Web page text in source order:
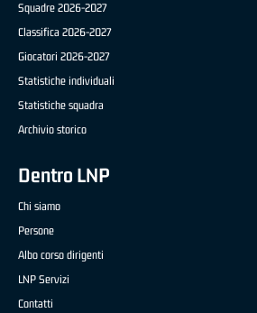
Squadre 2026-2027
Classifica 2026-2027
Giocatori 2026-2027
Statistiche individuali
Statistiche squadra
Archivio storico
Dentro LNP
Chi siamo
Persone
Albo corso dirigenti
LNP Servizi
Contatti